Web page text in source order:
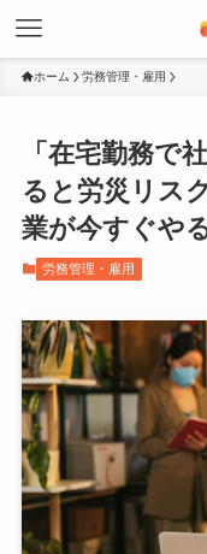
ホーム 労務管理・雇用
「在宅勤務で
ると労災リス
業が今すぐや
労務管理・雇用